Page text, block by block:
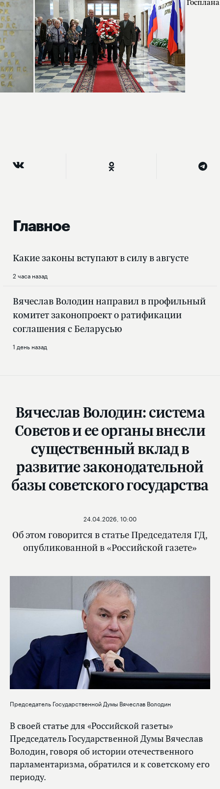
Главное
Какие законы вступают в силу в августе
2 часа назад
Вячеслав Володин направил в профильный
комитет законопроект о ратификации
соглашения с Беларусью
1 день назад
Вячеслав Володин: система
Советов и ее органы внесли
существенный вклад в
развитие законодательной
базы советского государства
Об этом говорится в статье Председателя ГД,
опубликованной в «Российской газете»
24.04.2026, 10:00
Председатель Государственной Думы Вячеслав Володин
В своей статье для «Российской газеты»
Председатель Государственной Думы Вячеслав
Володин, говоря об истории отечественного
парламентаризма, обратился и к советскому его
периоду.